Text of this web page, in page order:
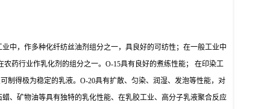
中，作多种化纤纺丝油剂组分之一，具良好的可纺性；在一般工业中
药行业作乳化剂的组分之一。O-15具有良好的煮练性能； 在印染工
制得极为稳定的乳液。O-20具有扩散、匀染、润湿、发泡等性能，对
、矿物油等具有独特的乳化性能、在乳胶工业、高分子乳液聚合反应